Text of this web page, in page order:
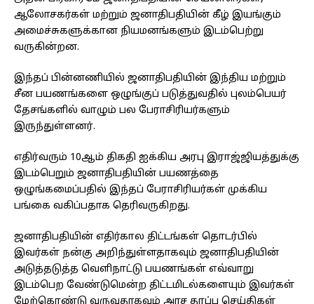
ஆலோசகர்கள் மற்றும் ஜனாதிபதியின் கீழ் இயங்கும்
அமைச்சுகளுக்கான நியமனங்களும் இடம்பெற்று
வருகின்றன.
இந்தப் பின்னணியில் ஜனாதிபதியின் இந்திய மற்றும்
சீன பயணங்களை ஒழுங்குப் படுத்துவதில் புலம்பெயர்
தேசங்களில் வாழும் பல பேராசிரியர்களும்
இருந்துள்ளனர்.
எதிர்வரும் 10ஆம் திகதி ஐக்கிய அரபு இராஜ்ஜியத்துக்கு
இடம்பெறும் ஜனாதிபதியின் பயணத்தை
ஒழுங்கமைப்பதில் இந்தப் பேராசிரியர்கள் முக்கிய
பங்கை வகிப்பதாக தெரிவருகிறது.
ஜனாதிபதியின் எதிர்கால திட்டங்கள் தொடர்பில்
இவர்கள் நன்கு அறிந்துள்ளதாகவும் ஜனாதிபதியின்
அடுத்தடுத்த வெளிநாட்டு பயணங்கள் எவ்வாறு
இடம்பெற வேண்டுமென்ற திட்டமிடல்களையும் இவர்கள்